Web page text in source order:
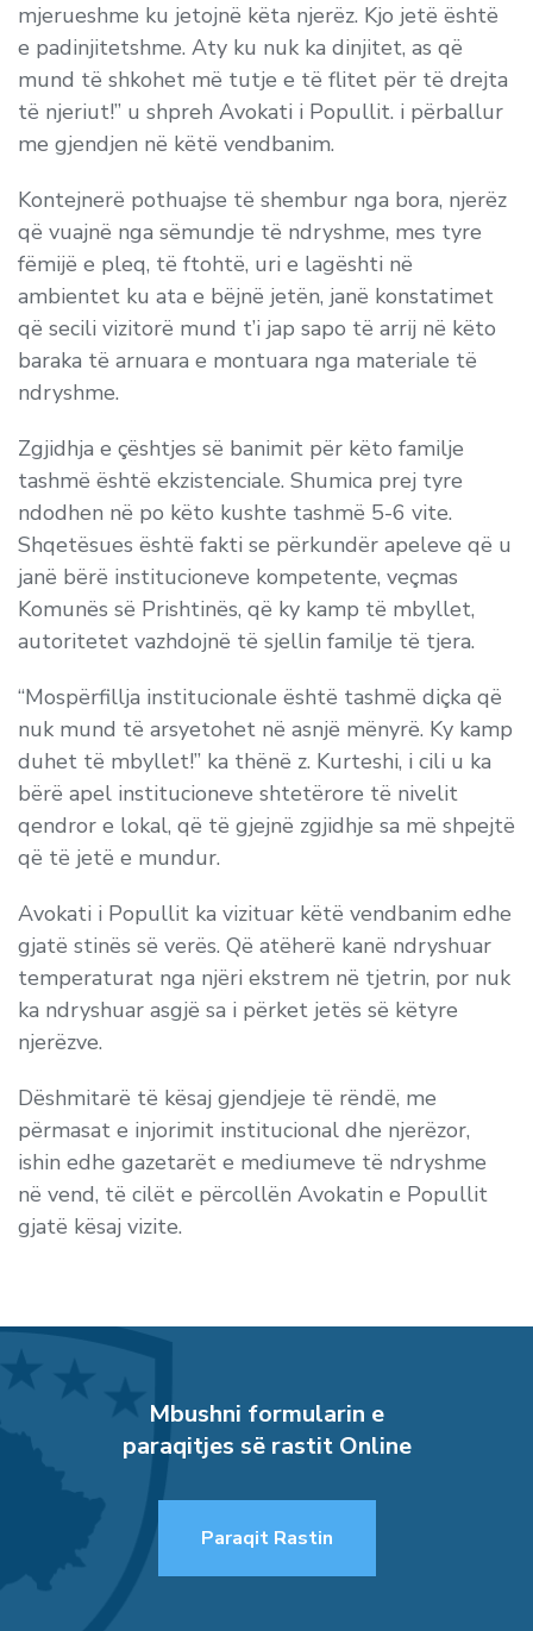
mjerueshme ku jetojnë këta njerëz. Kjo jetë është
e padinjitetshme. Aty ku nuk ka dinjitet, as që
mund të shkohet më tutje e të flitet për të drejta
të njeriut!” u shpreh Avokati i Popullit. i përballur
me gjendjen në këtë vendbanim.
Kontejnerë pothuajse të shembur nga bora, njerëz
që vuajnë nga sëmundje të ndryshme, mes tyre
fëmijë e pleq, të ftohtë, uri e lagështi në
ambientet ku ata e bëjnë jetën, janë konstatimet
që secili vizitorë mund t’i jap sapo të arrij në këto
baraka të arnuara e montuara nga materiale të
ndryshme.
Zgjidhja e çështjes së banimit për këto familje
tashmë është ekzistenciale. Shumica prej tyre
ndodhen në po këto kushte tashmë 5-6 vite.
Shqetësues është fakti se përkundër apeleve që u
janë bërë institucioneve kompetente, veçmas
Komunës së Prishtinës, që ky kamp të mbyllet,
autoritetet vazhdojnë të sjellin familje të tjera.
“Mospërfillja institucionale është tashmë diçka që
nuk mund të arsyetohet në asnjë mënyrë. Ky kamp
duhet të mbyllet!” ka thënë z. Kurteshi, i cili u ka
bërë apel institucioneve shtetërore të nivelit
qendror e lokal, që të gjejnë zgjidhje sa më shpejtë
që të jetë e mundur.
Avokati i Popullit ka vizituar këtë vendbanim edhe
gjatë stinës së verës. Që atëherë kanë ndryshuar
temperaturat nga njëri ekstrem në tjetrin, por nuk
ka ndryshuar asgjë sa i përket jetës së këtyre
njerëzve.
Dëshmitarë të kësaj gjendjeje të rëndë, me
përmasat e injorimit institucional dhe njerëzor,
ishin edhe gazetarët e mediumeve të ndryshme
në vend, të cilët e përcollën Avokatin e Popullit
gjatë kësaj vizite.
Mbushni formularin e
paraqitjes së rastit Online
Paraqit Rastin